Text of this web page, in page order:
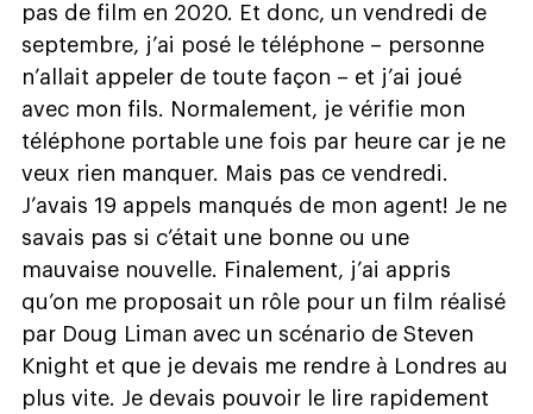
pas de film en 2020. Et donc, un vendredi de
septembre, j’ai posé le téléphone – personne
n’allait appeler de toute façon – et j’ai joué
avec mon fils. Normalement, je vérifie mon
téléphone portable une fois par heure car je ne
veux rien manquer. Mais pas ce vendredi.
J’avais 19 appels manqués de mon agent! Je ne
savais pas si c’était une bonne ou une
mauvaise nouvelle. Finalement, j’ai appris
qu’on me proposait un rôle pour un film réalisé
par Doug Liman avec un scénario de Steven
Knight et que je devais me rendre à Londres au
plus vite. Je devais pouvoir le lire rapidement